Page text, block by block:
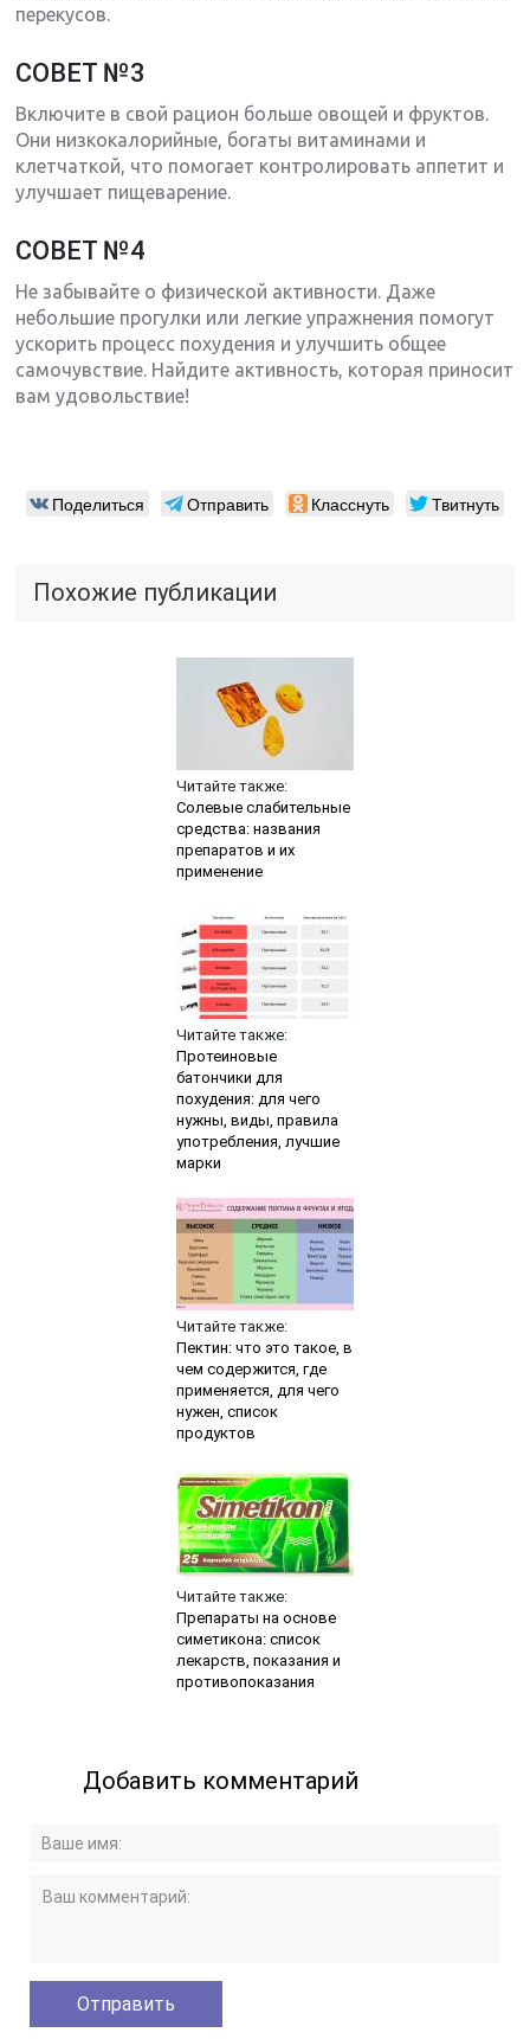
перекусов.
СОВЕТ №3
Включите в свой рацион больше овощей и фруктов.
Они низкокалорийные, богаты витаминами и
клетчаткой, что помогает контролировать аппетит и
улучшает пищеварение.
СОВЕТ №4
Не забывайте о физической активности. Даже
небольшие прогулки или легкие упражнения помогут
ускорить процесс похудения и улучшить общее
самочувствие. Найдите активность, которая приносит
вам удовольствие!
Поделиться Отправить Класснуть Твитнуть
Похожие публикации
Читайте также:
Солевые слабительные
средства: названия
препаратов и их
применение
Читайте также:
Протеиновые
батончики для
похудения: для чего
нужны, виды, правила
употребления, лучшие
марки
Читайте также:
Пектин: что это такое, в
чем содержится, где
применяется, для чего
нужен, список
продуктов
Читайте также:
Препараты на основе
симетикона: список
лекарств, показания и
противопоказания
Добавить комментарий